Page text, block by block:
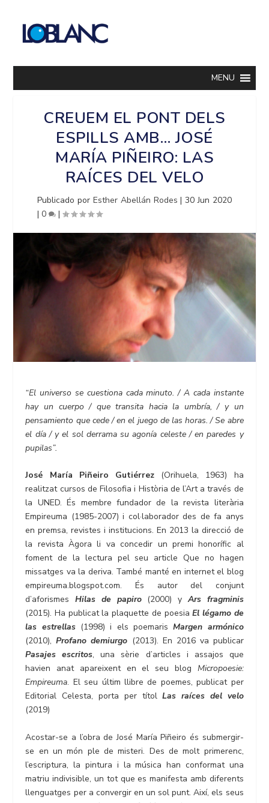
MENU
CREUEM EL PONT DELS
ESPILLS AMB… JOSÉ
MARÍA PIÑEIRO: LAS
RAÍCES DEL VELO
Publicado por Esther Abellán Rodes |30 Jun 2020
|0 |
“El universo se cuestiona cada minuto. / A cada instante
hay un cuerpo / que transita hacia la umbría, / y un
pensamiento que cede / en el juego de las horas. / Se abre
el día / y el sol derrama su agonía celeste / en paredes y
pupilas”.
José María Piñeiro Gutiérrez (Orihuela, 1963) ha
realitzat cursos de Filosofia i Història de l’Art a través de
la UNED. És membre fundador de la revista literària
Empireuma (1985-2007) i col·laborador des de fa anys
en premsa, revistes i institucions. En 2013 la direcció de
la revista Àgora li va concedir un premi honorífic al
foment de la lectura pel seu article Que no hagen
missatges va la deriva. També manté en internet el blog
empireuma.blogspot.com. És autor del conjunt
d’aforismesHilas de papiro(2000) yArs fragminis
(2015). Ha publicat la plaquette de poesiaEl légamo de
las estrellas(1998) i els poemarisMargen armónico
(2010),Profano demiurgo (2013). En 2016 va publicar
Pasajes escritos, una sèrie d’articles i assajos que
havien anat apareixent en el seu blog Micropoesie:
Empireuma. El seu últim llibre de poemes, publicat per
Editorial Celesta, porta per títolLas raíces del velo
(2019)
Acostar-se a l’obra de José María Piñeiro és submergir-
se en un món ple de misteri. Des de molt primerenc,
l’escriptura, la pintura i la música han conformat una
matriu indivisible, un tot que es manifesta amb diferents
llenguatges per a convergir en un sol punt. Així, els seus